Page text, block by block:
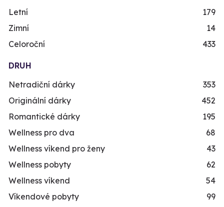
Letní
179
Zimní
14
Celoroční
433
DRUH
Netradiční dárky
353
Originální dárky
452
Romantické dárky
195
Wellness pro dva
68
Wellness víkend pro ženy
43
Wellness pobyty
62
Wellness víkend
54
Víkendové pobyty
99